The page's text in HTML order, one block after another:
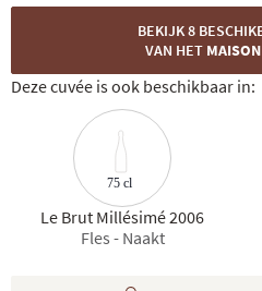
BEKIJK 8
VAN HET
Deze cuvée is ook beschikbaar in:
75 cl
Le Brut Millésimé 2006
Fles - Naakt